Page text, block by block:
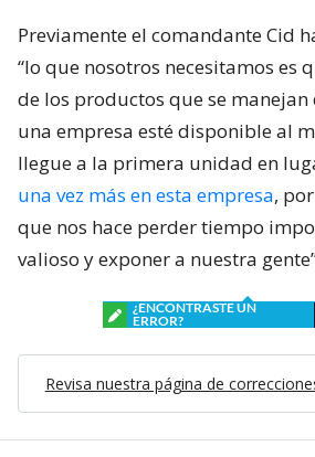
Previamente el comandante Cid
“lo que nosotros necesitamos es
de los productos que se
una empresa esté disponible al
llegue a la primera unidad en
una vez más en esta empresa,
que nos hace perder tiempo
valioso y exponer a nuestra
¿ENCONTRASTE UN
ERROR?
Revisa nuestra página de